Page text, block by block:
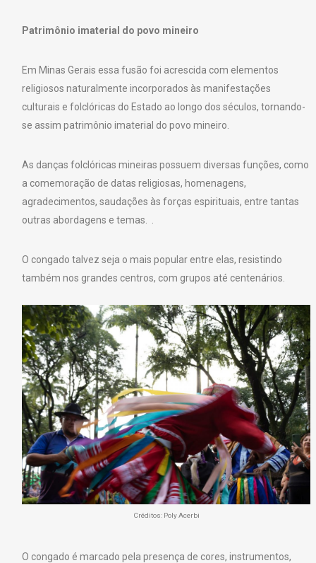
Patrimônio imaterial do povo mineiro
Em Minas Gerais essa fusão foi acrescida com elementos
religiosos naturalmente incorporados às manifestações
culturais e folclóricas do Estado ao longo dos séculos, tornando-
se assim patrimônio imaterial do povo mineiro.
As danças folclóricas mineiras possuem diversas funções, como
a comemoração de datas religiosas, homenagens,
agradecimentos, saudações às forças espirituais, entre tantas
outras abordagens e temas. .
O congado talvez seja o mais popular entre elas, resistindo
também nos grandes centros, com grupos até centenários.
Créditos: Poly Acerbi
O congado é marcado pela presença de cores, instrumentos,